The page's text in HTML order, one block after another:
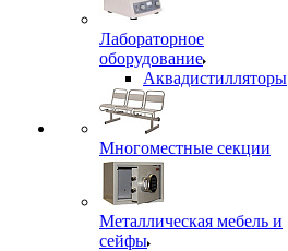
Лабораторное
оборудование
Аквадистилляторы
Многоместные секции
Металлическая мебель и
сейфы